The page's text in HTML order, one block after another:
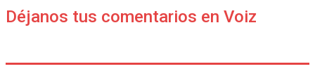
Déjanos tus comentarios en Voiz